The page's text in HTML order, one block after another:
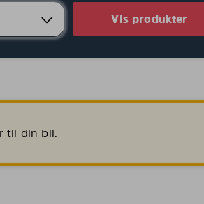
Vis produkter
til din bil.